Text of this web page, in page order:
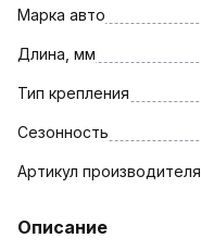
Марка авто
Длина, мм
Тип крепления
Сезонность
Артикул производителя
Описание